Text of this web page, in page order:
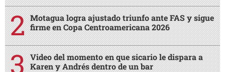
Motagua logra ajustado triunfo ante FAS y sigue
firme en Copa Centroamericana 2026
Video del momento en que sicario le dispara a
Karen y Andrés dentro de un bar